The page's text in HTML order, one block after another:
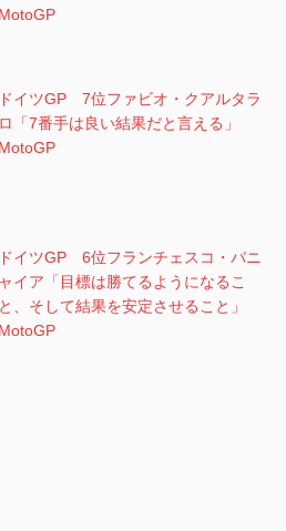
MotoGP
ドイツGP 7位ファビオ・クアルタラ
ロ「7番手は良い結果だと言える」
MotoGP
ドイツGP 6位フランチェスコ・バニ
ャイア「目標は勝てるようになるこ
と、そして結果を安定させること」
MotoGP